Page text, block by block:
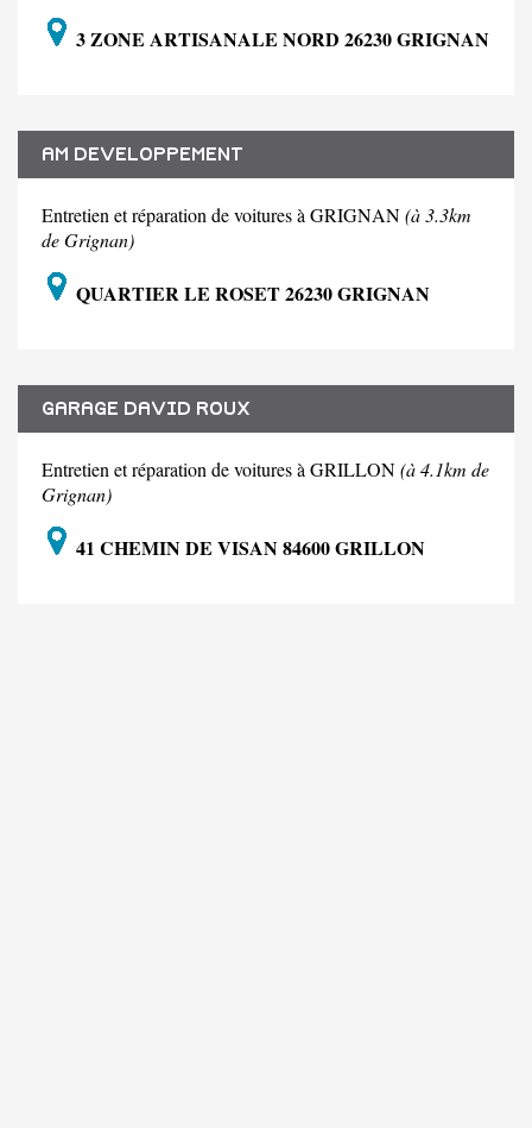
3 ZONE ARTISANALE NORD 26230 GRIGNAN
AM DEVELOPPEMENT
Entretien et réparation de voitures à GRIGNAN(à 3.3km
de Grignan)
QUARTIER LE ROSET 26230 GRIGNAN
GARAGE DAVID ROUX
Entretien et réparation de voitures à GRILLON(à 4.1km de
Grignan)
41 CHEMIN DE VISAN 84600 GRILLON